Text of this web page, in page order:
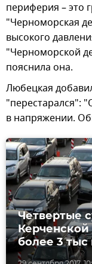
периферия – это
"Черноморская
высокого
"Черноморской
пояснила она.
Любецкая
"перестарался":
в напряжении.
Четвертые
Керченской
более 3